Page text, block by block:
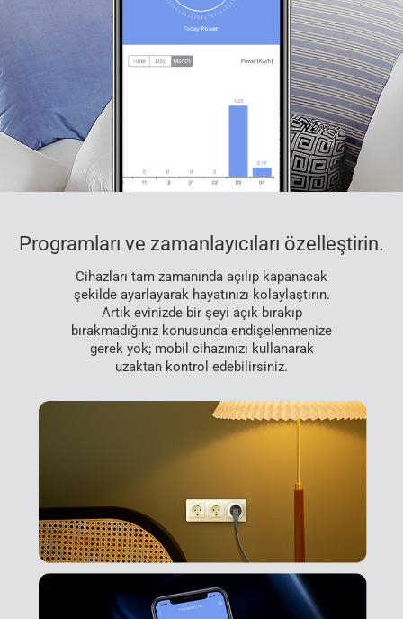
Programları ve zamanlayıcıları özelleştirin.
Cihazları tam zamanında açılıp kapanacak
şekilde ayarlayarak hayatınızı kolaylaştırın.
Artık evinizde bir şeyi açık bırakıp
bırakmadığınız konusunda endişelenmenize
gerek yok; mobil cihazınızı kullanarak
uzaktan kontrol edebilirsiniz.